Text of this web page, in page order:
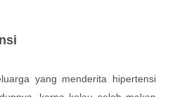
yang menderita hipertensi